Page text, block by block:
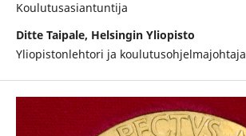
Koulutusasiantuntija
Ditte Taipale, Helsingin Yliopisto
Yliopistonlehtori ja koulutusohjelmajohtaja